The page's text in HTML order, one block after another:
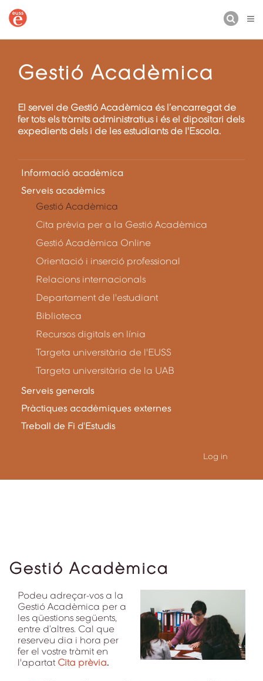
Gestió Acadèmica
El servei de Gestió Acadèmica és l’encarregat de
fer tots els tràmits administratius i és el dipositari dels
expedients dels i de les estudiants de l'Escola.
Informació acadèmica
Serveis acadèmics
Gestió Acadèmica
Cita prèvia per a la Gestió Acadèmica
Gestió Acadèmica Online
Orientació i inserció professional
Relacions internacionals
Departament de l'estudiant
Biblioteca
Recursos digitals en línia
Targeta universitària de l'EUSS
Targeta universitària de la UAB
Serveis generals
Pràctiques acadèmiques externes
Treball de Fi d'Estudis
Log in
Gestió Acadèmica
Podeu adreçar-vos a la
Gestió Acadèmica per a
les qüestions següents,
entre d’altres. Cal que
reserveu dia i hora per
fer el vostre tràmit en
l'apartat Cita prèvia.